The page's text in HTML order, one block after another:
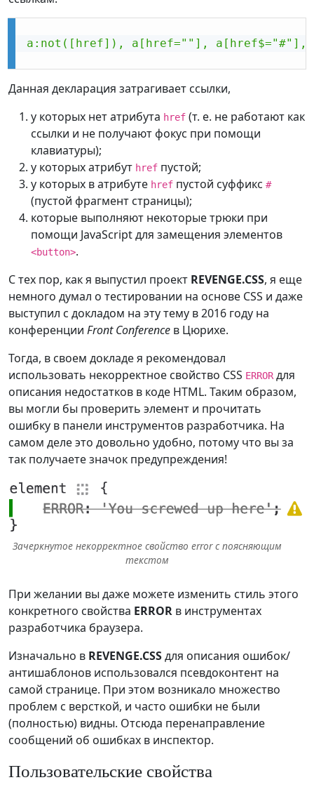
a:not([href]), a[href=""], a[href$="#"],
Данная декларация затрагивает ссылки,
у которых нет атрибута href (т. е. не работают как
ссылки и не получают фокус при помощи
клавиатуры);
у которых атрибут href пустой;
у которых в атрибуте href пустой суффикс #
(пустой фрагмент страницы);
которые выполняют некоторые трюки при
помощи JavaScript для замещения элементов
<button>.
С тех пор, как я выпустил проект REVENGE.CSS, я еще
немного думал о тестировании на основе CSS и даже
выступил с докладом на эту тему в 2016 году на
конференции Front Conference в Цюрихе.
Тогда, в своем докладе я рекомендовал
использовать некорректное свойство CSS ERRORдля
описания недостатков в коде HTML. Таким образом,
вы могли бы проверить элемент и прочитать
ошибку в панели инструментов разработчика. На
самом деле это довольно удобно, потому что вы за
так получаете значок предупреждения!
Зачеркнутое некорректное свойство error с поясняющим
текстом
При желании вы даже можете изменить стиль этого
конкретного свойства ERROR в инструментах
разработчика браузера.
Изначально в REVENGE.CSSдля описания ошибок/
антишаблонов использовался псевдоконтент на
самой странице. При этом возникало множество
проблем с версткой, и часто ошибки не были
(полностью) видны. Отсюда перенаправление
сообщений об ошибках в инспектор.
Пользовательские свойства